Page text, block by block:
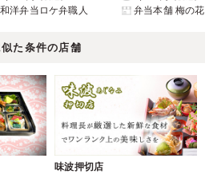
和洋弁当ロケ弁職人 弁当本舗 梅の
た条件の店舗
味波押切店